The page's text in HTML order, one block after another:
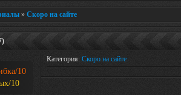
» Скоро на сайте
/10
/10
Категория: Скоро на сайте